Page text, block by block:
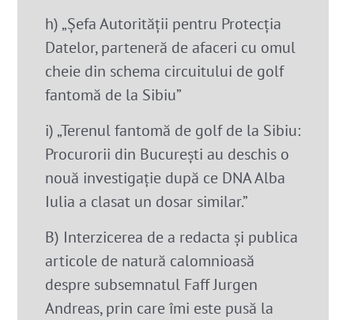
h) „Șefa Autorității pentru Protecția
Datelor, parteneră de afaceri cu omul
cheie din schema circuitului de golf
fantomă de la Sibiu”
i) „Terenul fantomă de golf de la Sibiu:
Procurorii din București au deschis o
nouă investigație după ce DNA Alba
Iulia a clasat un dosar similar.”
B) Interzicerea de a redacta şi publica
articole de natură calomnioasă
despre subsemnatul Faff Jurgen
Andreas, prin care îmi este pusă la